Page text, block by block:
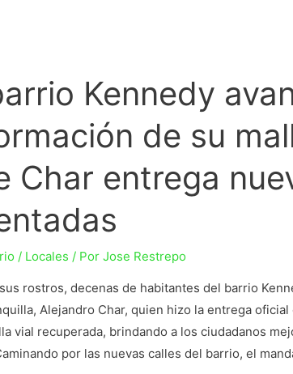
Kennedy
de su
Char entrega
/ Locales / PorJose Restrepo
rostros, decenas de habitantes del barrio
Alejandro Char, quien hizo la entrega
vial recuperada, brindando a los ciudadanos
por las nuevas calles del barrio, el